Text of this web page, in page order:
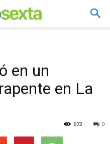
en un
en La
0
672